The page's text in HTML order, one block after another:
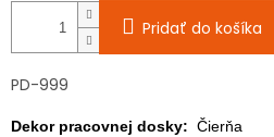
Pridať do košíka
PD-999
Dekor pracovnej dosky: Čierňa